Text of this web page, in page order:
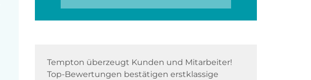
Tempton überzeugt Kunden und Mitarbeiter!
Top-Bewertungen bestätigen erstklassige